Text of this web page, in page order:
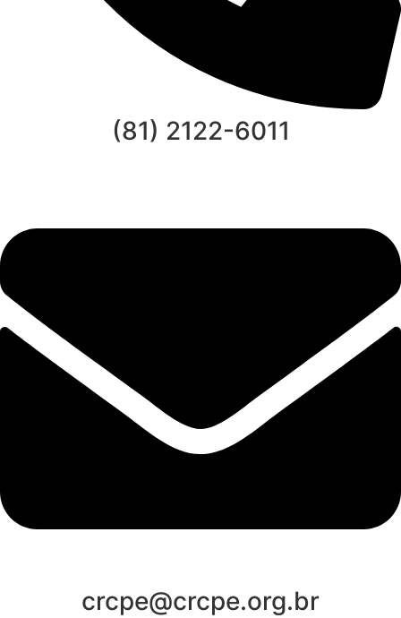
(81) 2122-6011
crcpe@crcpe.org.br